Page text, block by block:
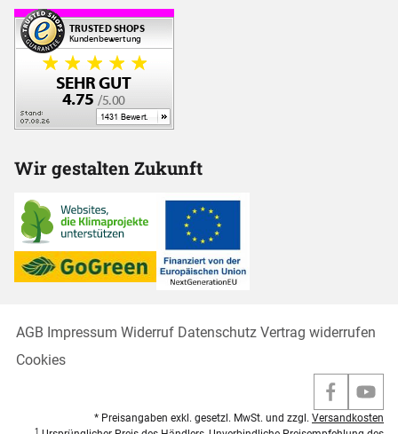
Wir gestalten Zukunft
AGB Impressum Widerruf Datenschutz Vertrag widerrufen
Cookies
* Preisangaben exkl. gesetzl. MwSt. und zzgl. Versandkosten
1